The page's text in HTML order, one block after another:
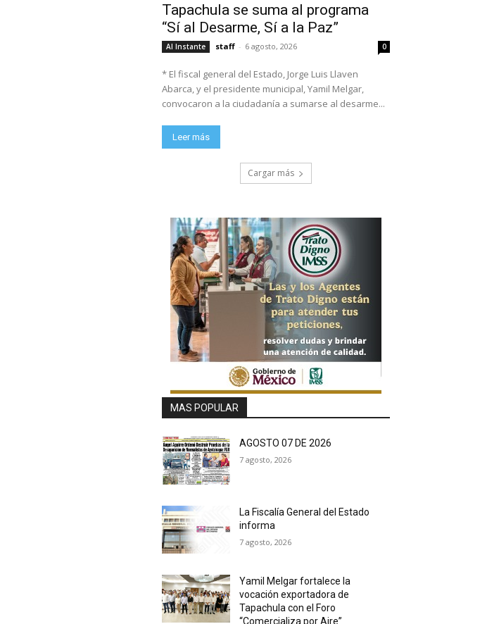
Tapachula se suma al programa
“Sí al Desarme, Sí a la Paz”
Al Instante staff - 6 agosto, 2026 0
* El fiscal general del Estado, Jorge Luis Llaven
Abarca, y el presidente municipal, Yamil Melgar,
convocaron a la ciudadanía a sumarse al desarme...
Leer más
Cargar más
MAS POPULAR
AGOSTO 07 DE 2026
7 agosto, 2026
La Fiscalía General del Estado
informa
7 agosto, 2026
Yamil Melgar fortalece la
vocación exportadora de
Tapachula con el Foro
“Comercializa por Aire”